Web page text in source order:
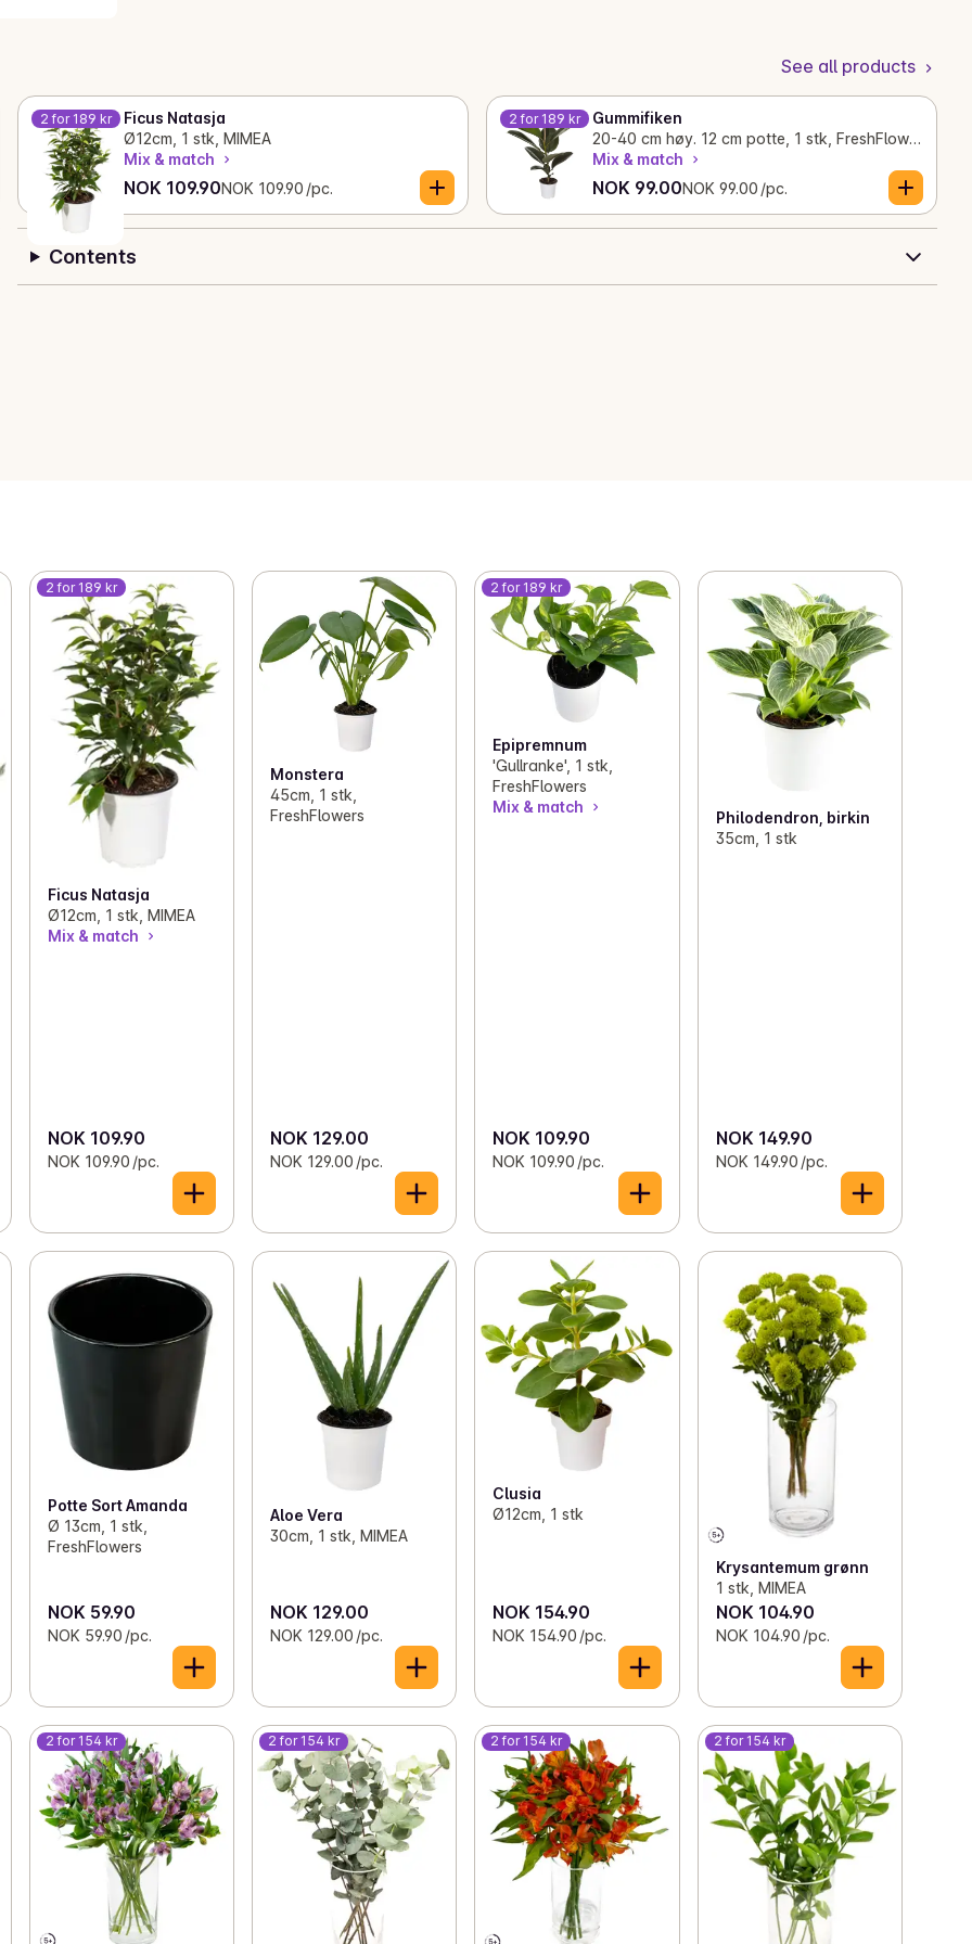
See all products
2 for 189 kr
Ficus Natasja
Ø12cm, 1 stk, MIMEA
Mix & match
NOK 109.90
Current price is: NOK 109.90
NOK 109.90 /pc.
Unit price: NOK 109.90 /pc.
2 for 189 kr
Gummifiken
20-40 cm høy. 12 cm potte, 1 stk, FreshFlowers
Mix & match
NOK 99.00
Current price is: NOK 99.00
NOK 99.00 /pc.
Unit price: NOK 99.00 /pc.
Contents
2 for 189 kr
Ficus Natasja
Ø12cm, 1 stk, MIMEA
Mix & match
NOK 109.90
NOK 109.90 /pc.
Monstera
45cm, 1 stk,
FreshFlowers
NOK 129.00
NOK 129.00 /pc.
2 for 189 kr
Epipremnum
'Gullranke', 1 stk,
FreshFlowers
Mix & match
NOK 109.90
NOK 109.90 /pc.
Philodendron, birkin
35cm, 1 stk
NOK 149.90
NOK 149.90 /pc.
Potte Sort Amanda
Ø 13cm, 1 stk,
FreshFlowers
NOK 59.90
NOK 59.90 /pc.
Aloe Vera
30cm, 1 stk, MIMEA
NOK 129.00
NOK 129.00 /pc.
Clusia
Ø12cm, 1 stk
NOK 154.90
NOK 154.90 /pc.
Krysantemum grønn
1 stk, MIMEA
NOK 104.90
NOK 104.90 /pc.
2 for 154 kr 2 for 154 kr 2 for 154 kr 2 for 154 kr